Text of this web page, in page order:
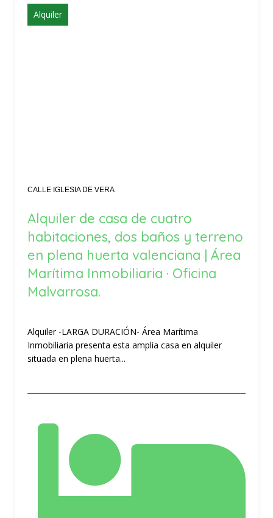
Alquiler
CALLE IGLESIA DE VERA
Alquiler de casa de cuatro
habitaciones, dos baños y terreno
en plena huerta valenciana | Área
Marítima Inmobiliaria · Oficina
Malvarrosa.
Alquiler -LARGA DURACIÓN- Área Marítima
Inmobiliaria presenta esta amplia casa en alquiler
situada en plena huerta...